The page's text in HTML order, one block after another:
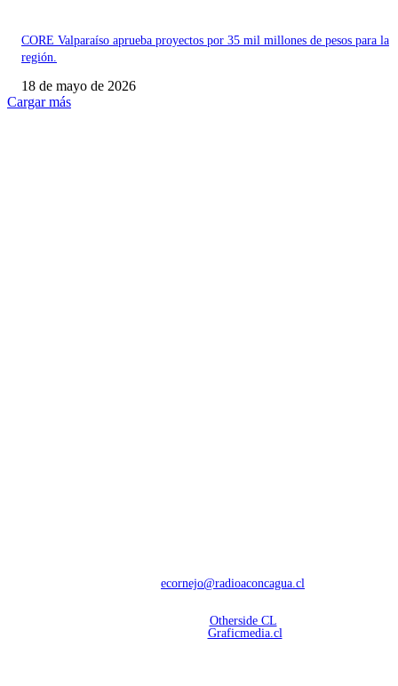
CORE Valparaíso aprueba proyectos por 35 mil millones de pesos para la
región.
18 de mayo de 2026
Cargar más
ecornejo@radioaconcagua.cl
Otherside CL
Graficmedia.cl